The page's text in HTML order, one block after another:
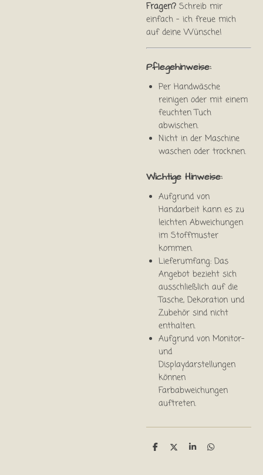
Fragen? Schreib mir
einfach – ich freue mich
auf deine Wünsche!
Pflegehinweise:
Per Handwäsche
reinigen oder mit einem
feuchten Tuch
abwischen.
Nicht in der Maschine
waschen oder trocknen.
Wichtige Hinweise:
Aufgrund von
Handarbeit kann es zu
leichten Abweichungen
im Stoffmuster
kommen.
Lieferumfang: Das
Angebot bezieht sich
ausschließlich auf die
Tasche, Dekoration und
Zubehör sind nicht
enthalten.
Aufgrund von Monitor-
und
Displaydarstellungen
können
Farbabweichungen
auftreten.
T T T T